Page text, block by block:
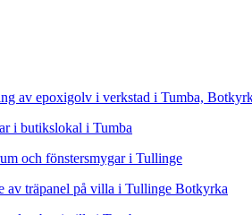
av epoxigolv i verkstad i Tumba,
i butikslokal i Tumba
och fönstersmygar i Tullinge
av träpanel på villa i Tullinge Botkyrka